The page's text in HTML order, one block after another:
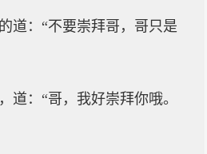
道：“不要崇拜哥，哥只是
道：“哥，我好崇拜你哦。